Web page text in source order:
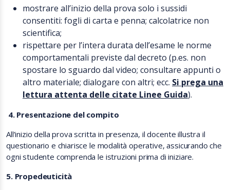
mostrare all’inizio della prova solo i sussidi
consentiti: fogli di carta e penna; calcolatrice non
scientifica;
rispettare per l’intera durata dell’esame le norme
comportamentali previste dal decreto (p.es. non
spostare lo sguardo dal video; consultare appunti o
altro materiale; dialogare con altri; ecc. Si prega una
lettura attenta delle citate Linee Guida).
4. Presentazione del compito
All’inizio della prova scritta in presenza, il docente illustra il
questionario e chiarisce le modalità operative, assicurando che
ogni studente comprenda le istruzioni prima di iniziare.
5. Propedeuticità